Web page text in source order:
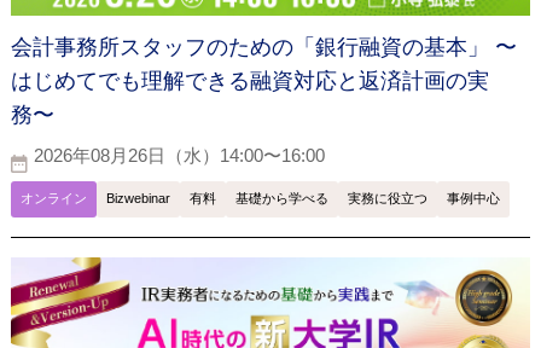
会計事務所スタッフのための「銀行融資の基本」 〜
はじめてでも理解できる融資対応と返済計画の実
務〜
2026年08月26日（水）14:00〜16:00
オンライン Bizwebinar 有料 基礎から学べる 実務に役立つ 事例中心